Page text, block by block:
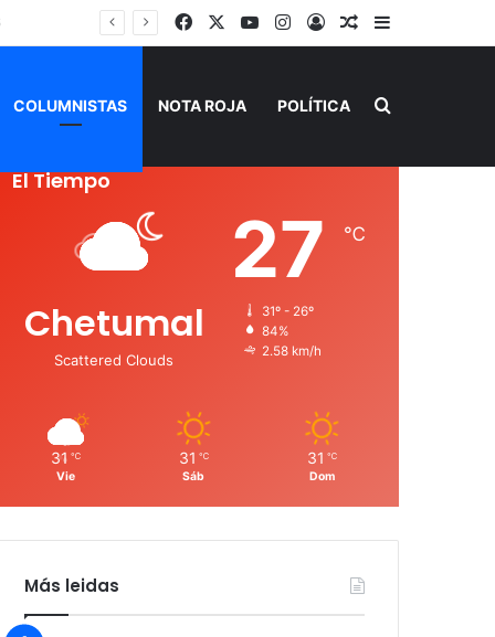
FacebookYouTubeInstagram
AccesoPublicación al
Barra lateral
COLUMNISTAS NOTA ROJA POLÍTICA Buscar por
El Tiempo
Chetumal
Scattered Clouds
27 ℃
31º - 26º
84%
2.58 km/h
31 ℃
Vie
31 ℃
Sáb
31 ℃
Dom
Más leidas